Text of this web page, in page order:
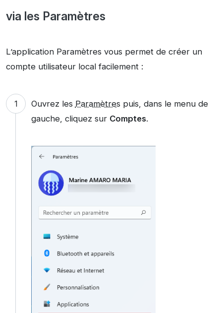
via les Paramètres
L’application Paramètres vous permet de créer un
compte utilisateur local facilement :
Ouvrez les Paramètres puis, dans le menu de
gauche, cliquez sur Comptes.